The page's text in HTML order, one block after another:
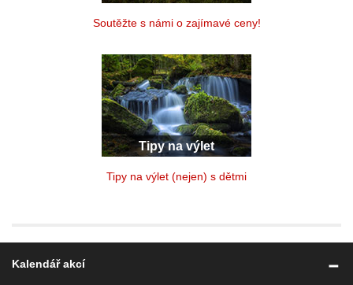
Soutěžte s námi o zajímavé ceny!
Tipy na výlet
Tipy na výlet (nejen) s dětmi
Kalendář akcí